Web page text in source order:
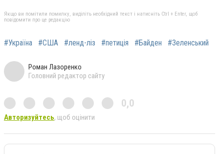
Якщо ви помітили помилку, виділіть необхідний текст і натисніть Ctrl + Enter, щоб
повідомити про це редакцію
#Україна #США #ленд-ліз #петиція #Байден #Зеленський
Роман Лазоренко
Головний редактор сайту
0,0
Авторизуйтесь, щоб оцінити